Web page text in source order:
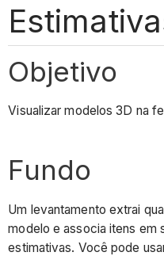
Objetivo
Visualizar modelos 3D na
Fundo
Um levantamento extrai
modelo e associa itens em
estimativas. Você pode